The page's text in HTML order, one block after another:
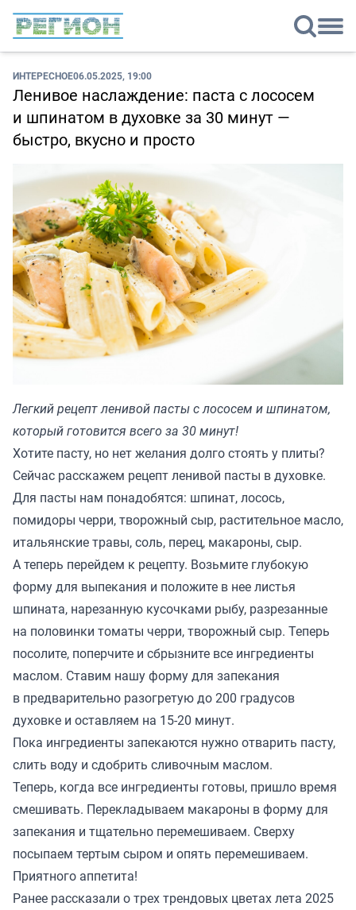
ИНТЕРЕСНОЕ06.05.2025, 19:00
Ленивое наслаждение: паста с лососем
и шпинатом в духовке за 30 минут —
быстро, вкусно и просто
Легкий рецепт ленивой пасты с лососем и шпинатом,
который готовится всего за 30 минут!
Хотите пасту, но нет желания долго стоять у плиты?
Сейчас расскажем рецепт ленивой пасты в духовке.
Для пасты нам понадобятся: шпинат, лосось,
помидоры черри, творожный сыр, растительное масло,
итальянские травы, соль, перец, макароны, сыр.
А теперь перейдем к рецепту. Возьмите глубокую
форму для выпекания и положите в нее листья
шпината, нарезанную кусочками рыбу, разрезанные
на половинки томаты черри, творожный сыр. Теперь
посолите, поперчите и сбрызните все ингредиенты
маслом. Ставим нашу форму для запекания
в предварительно разогретую до 200 градусов
духовке и оставляем на 15-20 минут.
Пока ингредиенты запекаются нужно отварить пасту,
слить воду и сдобрить сливочным маслом.
Теперь, когда все ингредиенты готовы, пришло время
смешивать. Перекладываем макароны в форму для
запекания и тщательно перемешиваем. Сверху
посыпаем тертым сыром и опять перемешиваем.
Приятного аппетита!
Ранее рассказали о трех трендовых цветах лета 2025